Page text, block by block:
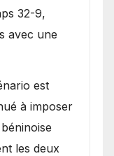
32-9,
avec une
est
à imposer
les deux